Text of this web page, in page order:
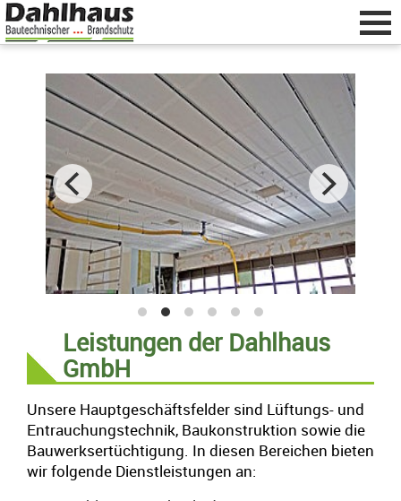
Home zurück
Beratung & Planung
Zuschnitt von Brandschutzplatten
Fertigung & Lagerung
Lieferung & Montage
Dahlhaus GmbH
Vulkanstraße 13
10367 Berlin • Deutschland
info@dahlhaus-gmbh.de
030 / 57 79 64 02
Leistungen der Dahlhaus
GmbH
Unsere Hauptgeschäftsfelder sind Lüftungs- und
Entrauchungstechnik, Baukonstruktion sowie die
Bauwerksertüchtigung. In diesen Bereichen bieten
wir folgende Dienstleistungen an: